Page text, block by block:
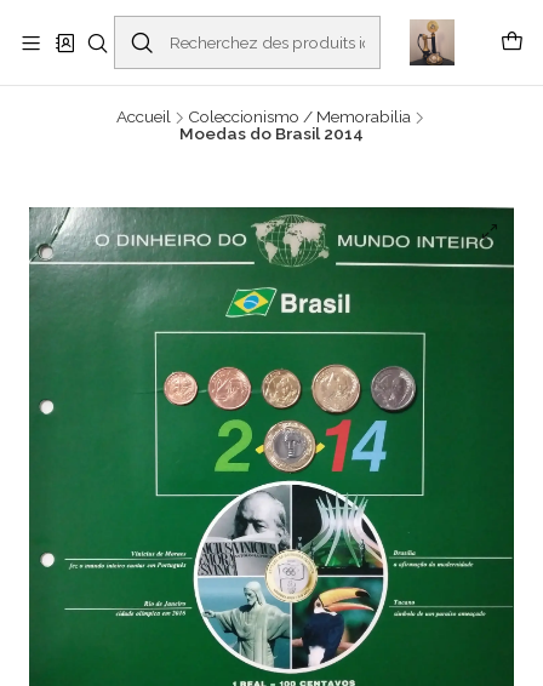
Buscantiguidades - Leilões. Colecionismo e antiguidades em Viana do
Castelo -
En savoir plus
Accueil
Coleccionismo / Memorabilia
Moedas do Brasil 2014